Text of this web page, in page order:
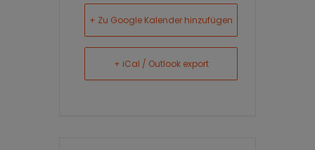
+ Zu Google Kalender hinzufügen
+ iCal / Outlook export